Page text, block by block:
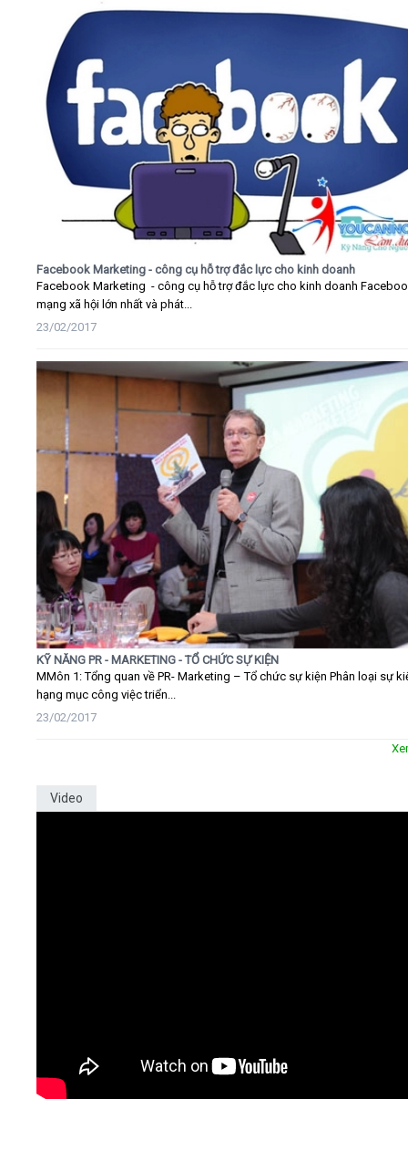
Facebook Marketing - công cụ hỗ trợ đắc lực cho kinh doanh
Facebook Marketing - công cụ hỗ trợ đắc lực cho kinh doanh
mạng xã hội lớn nhất và phát...
23/02/2017
KỸ NĂNG PR - MARKETING - TỔ CHỨC SỰ KIỆN
MMôn 1: Tổng quan về PR- Marketing – Tổ chức sự kiện Phân loại sự
hạng mục công việc triển...
23/02/2017
Video